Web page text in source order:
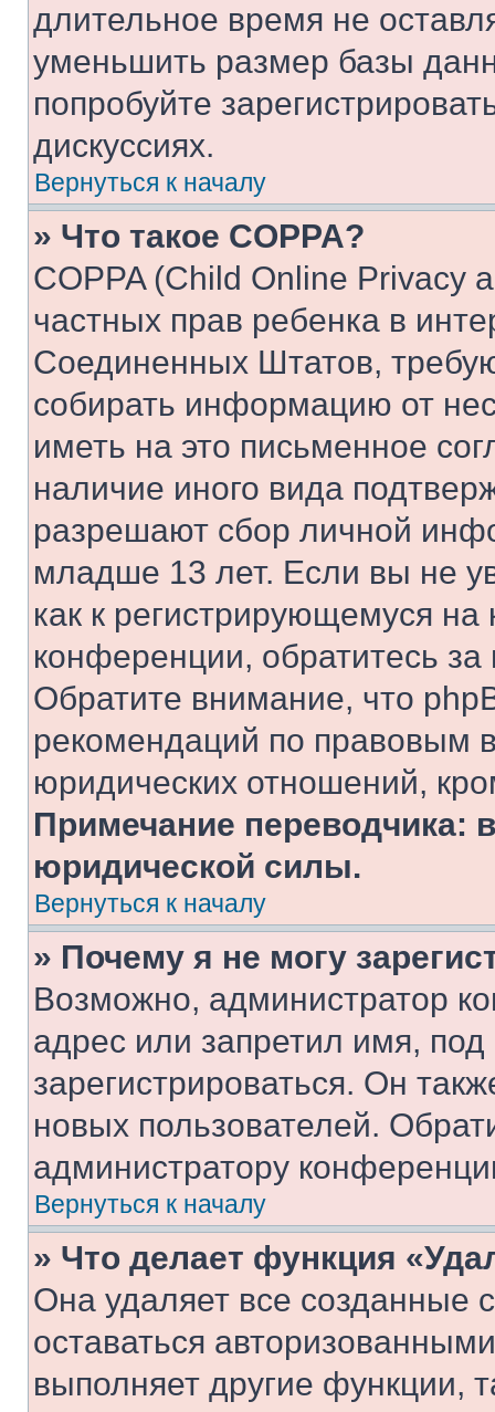
длительное время не
уменьшить размер базы
попробуйте
дискуссиях.
Вернуться к началу
» Что такое COPPA?
COPPA (Child Online Privacy
частных прав ребенка в
Соединенных Штатов,
собирать информацию от
иметь на это письменное
наличие иного вида
разрешают сбор личной
младше 13 лет. Если вы не
как к регистрирующемуся
конференции, обратитесь
Обратите внимание, что
рекомендаций по правовым
юридических отношений,
Примечание переводчика:
юридической силы.
Вернуться к началу
» Почему я не могу
Возможно, администратор
адрес или запретил имя,
зарегистрироваться. Он
новых пользователей.
администратору
Вернуться к началу
» Что делает функция
Она удаляет все созданные
оставаться
выполняет другие функции,